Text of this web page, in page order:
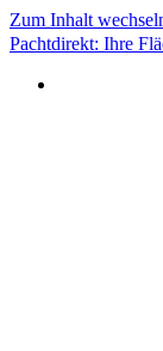
Zum Inhalt
Pachtdirekt: Ihre